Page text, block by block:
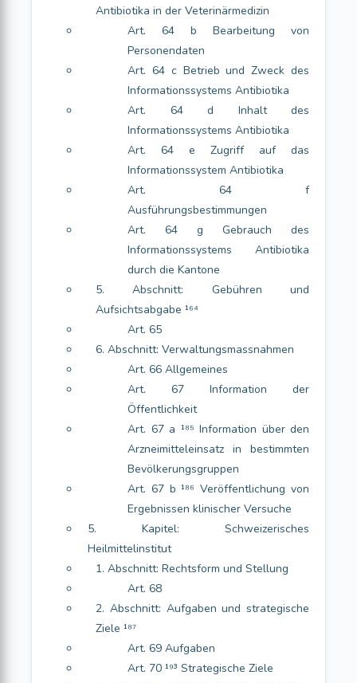
Antibiotika in der Veterinärmedizin
Art. 64 b Bearbeitung von
Personendaten
Art. 64 c Betrieb und Zweck des
Informationssystems Antibiotika
Art. 64 d Inhalt des
Informationssystems Antibiotika
Art. 64 e Zugriff auf das
Informationssystem Antibiotika
Art. 64 f
Ausführungsbestimmungen
Art. 64 g Gebrauch des
Informationssystems Antibiotika
durch die Kantone
5. Abschnitt: Gebühren und
Aufsichtsabgabe ¹⁶⁴
Art. 65
6. Abschnitt: Verwaltungsmassnahmen
Art. 66 Allgemeines
Art. 67 Information der
Öffentlichkeit
Art. 67 a ¹⁸⁵ Information über den
Arzneimitteleinsatz in bestimmten
Bevölkerungsgruppen
Art. 67 b ¹⁸⁶ Veröffentlichung von
Ergebnissen klinischer Versuche
5. Kapitel: Schweizerisches
Heilmittelinstitut
1. Abschnitt: Rechtsform und Stellung
Art. 68
2. Abschnitt: Aufgaben und strategische
Ziele ¹⁸⁷
Art. 69 Aufgaben
Art. 70 ¹⁹³ Strategische Ziele